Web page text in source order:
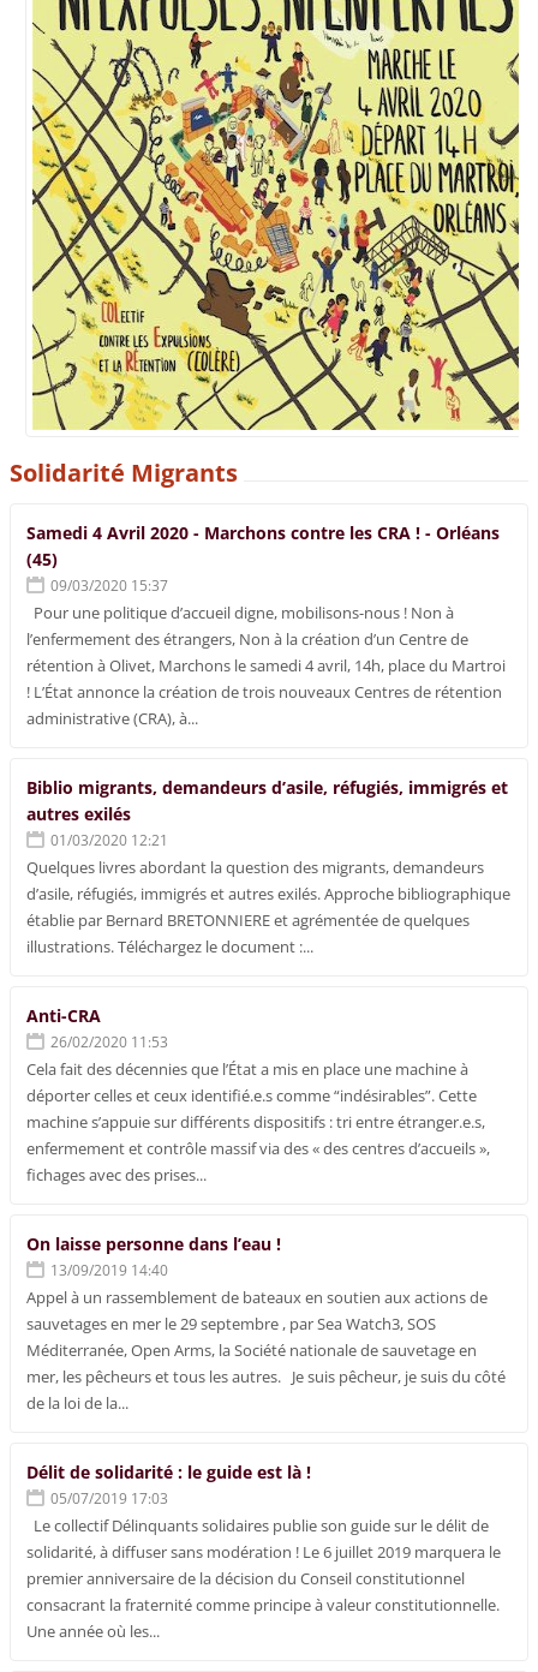
Solidarité Migrants
Samedi 4 Avril 2020 - Marchons contre les CRA ! - Orléans
(45)
09/03/2020 15:37
Pour une politique d’accueil digne, mobilisons-nous ! Non à
l’enfermement des étrangers, Non à la création d’un Centre de
rétention à Olivet, Marchons le samedi 4 avril, 14h, place du Martroi
! L’État annonce la création de trois nouveaux Centres de rétention
administrative (CRA), à...
Biblio migrants, demandeurs d’asile, réfugiés, immigrés et
autres exilés
01/03/2020 12:21
Quelques livres abordant la question des migrants, demandeurs
d’asile, réfugiés, immigrés et autres exilés. Approche bibliographique
établie par Bernard BRETONNIERE et agrémentée de quelques
illustrations. Téléchargez le document :...
Anti-CRA
26/02/2020 11:53
Cela fait des décennies que l’État a mis en place une machine à
déporter celles et ceux identifié.e.s comme “indésirables”. Cette
machine s’appuie sur différents dispositifs : tri entre étranger.e.s,
enfermement et contrôle massif via des « des centres d’accueils »,
fichages avec des prises...
On laisse personne dans l’eau !
13/09/2019 14:40
Appel à un rassemblement de bateaux en soutien aux actions de
sauvetages en mer le 29 septembre , par Sea Watch3, SOS
Méditerranée, Open Arms, la Société nationale de sauvetage en
mer, les pêcheurs et tous les autres. Je suis pêcheur, je suis du côté
de la loi de la...
Délit de solidarité : le guide est là !
05/07/2019 17:03
Le collectif Délinquants solidaires publie son guide sur le délit de
solidarité, à diffuser sans modération ! Le 6 juillet 2019 marquera le
premier anniversaire de la décision du Conseil constitutionnel
consacrant la fraternité comme principe à valeur constitutionnelle.
Une année où les...